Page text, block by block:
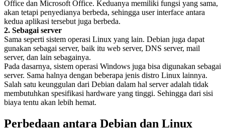
Office dan Microsoft Office. Keduanya memiliki fungsi yang sama,
akan tetapi penyedianya berbeda, sehingga user interface antara
kedua aplikasi tersebut juga berbeda.
2. Sebagai server
Sama seperti sistem operasi Linux yang lain. Debian juga dapat
gunakan sebagai server, baik itu web server, DNS server, mail
server, dan lain sebagainya.
Pada dasarnya, sistem operasi Windows juga bisa digunakan sebagai
server. Sama halnya dengan beberapa jenis distro Linux lainnya.
Salah satu keunggulan dari Debian dalam hal server adalah tidak
membutuhkan spesifikasi hardware yang tinggi. Sehingga dari sisi
biaya tentu akan lebih hemat.
Perbedaan antara Debian dan Linux